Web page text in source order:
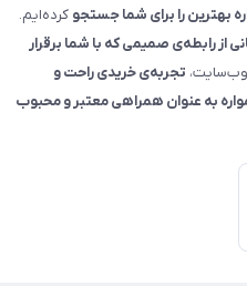
بهترین را برای شما جستجو کرده‌ایم.
رابطه‌ی صمیمی که با شما برقرار
وب‌سایت، تجربه‌ی خریدی راحت و
به عنوان همراهی معتبر و محبوب